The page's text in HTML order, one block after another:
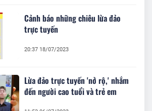
Cảnh báo những chiêu lừa đảo
trực tuyến
20:37 18/07/2023
Lừa đảo trực tuyến 'nở rộ,' nhắm
đến người cao tuổi và trẻ em